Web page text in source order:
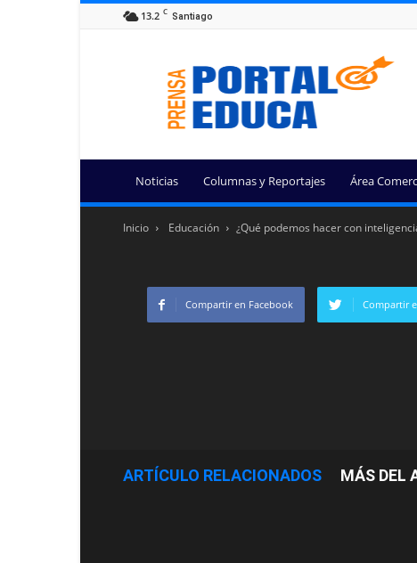
13.2 C Santiago
Portal
Educa
Noticias Columnas y Reportajes Área
Inicio Educación ¿Qué podemos hacer con
Compartir en Facebook Compartir
ARTÍCULO RELACIONADOS MÁS DEL